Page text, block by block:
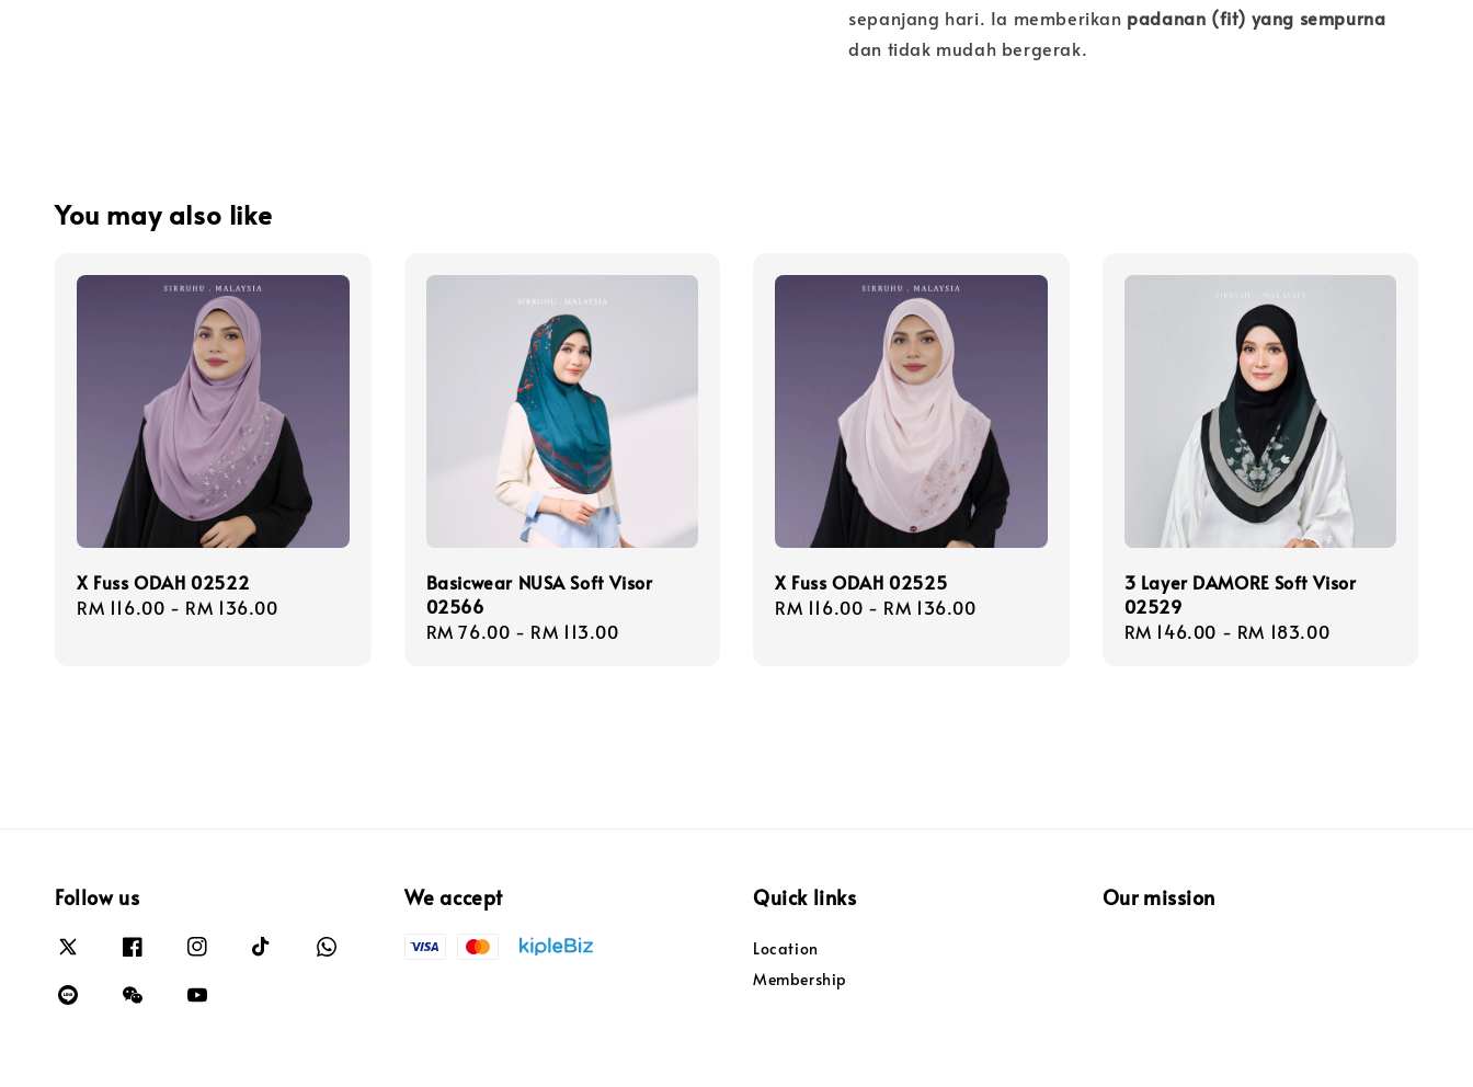
sepanjang hari. Ia memberikan padanan (fit) yang sempurna
dan tidak mudah bergerak.
You may also like
X Fuss ODAH 02522
Regular
RM 116.00 - RM 136.00
Basicwear NUSA Soft Visor
02566
Regular
RM 76.00 - RM 113.00
X Fuss ODAH 02525
Regular
RM 116.00 - RM 136.00
3 Layer DAMORE Soft Visor
02529
Regular
RM 146.00 - RM 183.00
Follow us We accept Quick links
Location
Membership
Our mission